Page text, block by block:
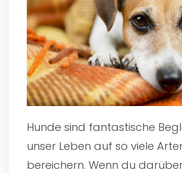
Hunde sind fantastische
unser Leben auf so viele
bereichern. Wenn du